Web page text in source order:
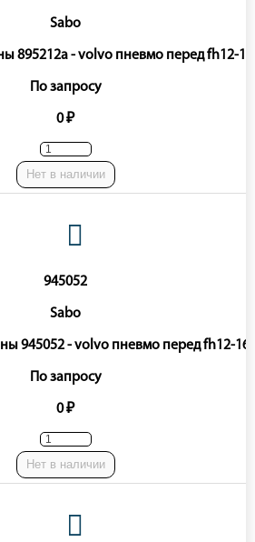
Sabo
895212a - volvo пневмо перед fh12-16
По запросу
0 ₽
Нет в наличии
945052
Sabo
945052 - volvo пневмо перед fh12-16
По запросу
0 ₽
Нет в наличии